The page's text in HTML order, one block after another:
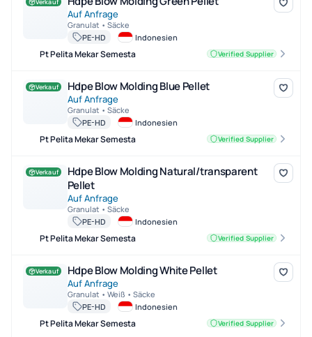
Auf Anfrage
Granulat • Säcke
PE-HD
Indonesien
Pt Pelita Mekar Semesta Verified Supplier
Hdpe Blow Molding Blue Pellet
Verkauf Hdpe Blow Molding Blue Pellet
Auf Anfrage
Granulat • Säcke
PE-HD
Indonesien
Pt Pelita Mekar Semesta Verified Supplier
Hdpe Blow Molding Natural/transparent Pellet
Verkauf
Hdpe Blow Molding Natural/transparent
Pellet
Auf Anfrage
Granulat • Säcke
PE-HD
Indonesien
Pt Pelita Mekar Semesta Verified Supplier
Hdpe Blow Molding White Pellet
Verkauf Hdpe Blow Molding White Pellet
Auf Anfrage
Granulat • Weiß • Säcke
PE-HD
Indonesien
Pt Pelita Mekar Semesta Verified Supplier